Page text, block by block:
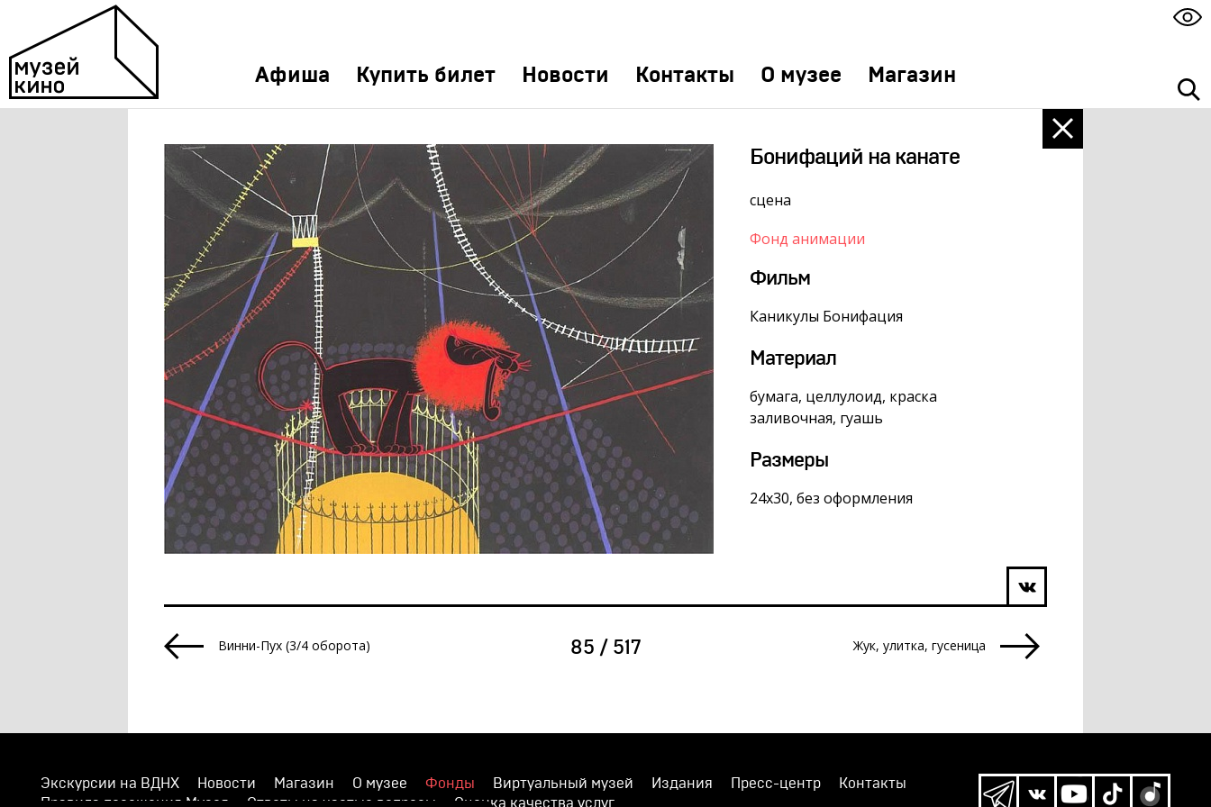
Афиша Купить билет Новости Контакты О музее Магазин
Бонифаций на канате
сцена
Фонд анимации
Фильм
Каникулы Бонифация
Материал
бумага, целлулоид, краска
заливочная, гуашь
Размеры
24х30, без оформления
Винни-Пух (3/4 оборота) 85 / 517 Жук, улитка, гусеница
Экскурсии на ВДНХ Новости Магазин О музее Фонды Виртуальный музей Издания Пресс-центр
Контакты
Правила посещения Музея
Ответы на частые вопросы Оценка качества услуг